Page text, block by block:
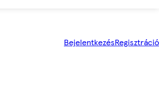
BejelentkezésRegisztráció